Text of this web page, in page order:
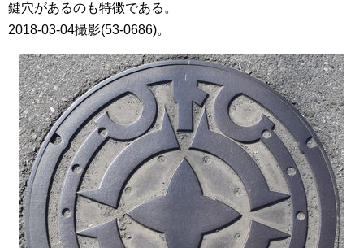
鍵穴があるのも特徴である。
2018-03-04撮影(53-0686)。